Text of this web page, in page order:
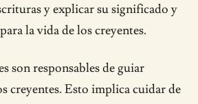
y explicar su significado y
la vida de los creyentes.
son responsables de guiar
creyentes. Esto implica cuidar de